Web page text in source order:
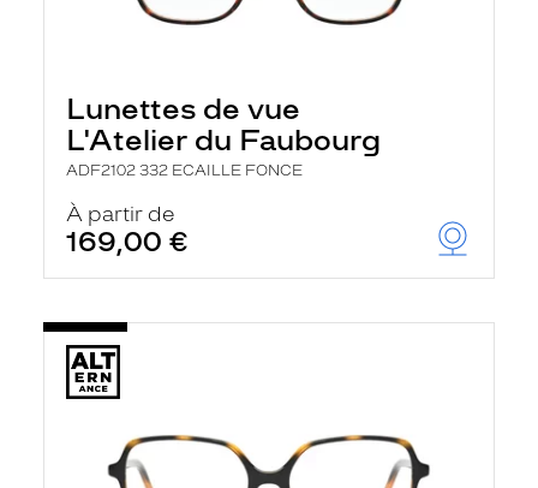
Lunettes de vue
L'Atelier du Faubourg
ADF2102 332 ECAILLE FONCE
À partir de
169,00 €